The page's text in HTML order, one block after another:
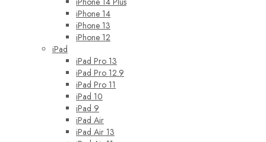
iPhone 14
iPhone 13
iPhone 12
iPad
iPad Pro 13
iPad Pro 12.9
iPad Pro 11
iPad 10
iPad 9
iPad Air
iPad Air 13